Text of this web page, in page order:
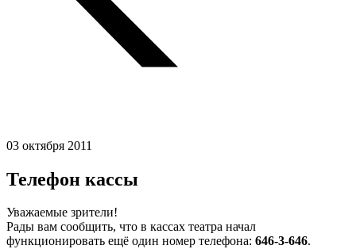
03 октября 2011
Телефон кассы
Уважаемые зрители!
Рады вам сообщить, что в кассах театра начал
функционировать ещё один номер телефона: 646-3-646.